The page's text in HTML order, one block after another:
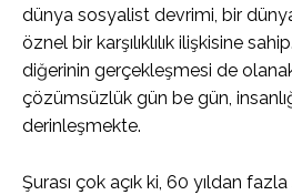
dünya sosyalist devrimi, bir
öznel bir karşılıklılık ilişkisine
diğerinin gerçekleşmesi de
çözümsüzlük gün be gün,
derinleşmekte.
Şurası çok açık ki, 60 yıldan